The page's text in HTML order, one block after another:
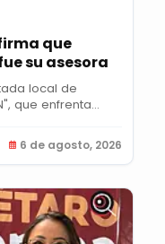
que
su asesora
local de
que enfrenta...
6 de agosto, 2026